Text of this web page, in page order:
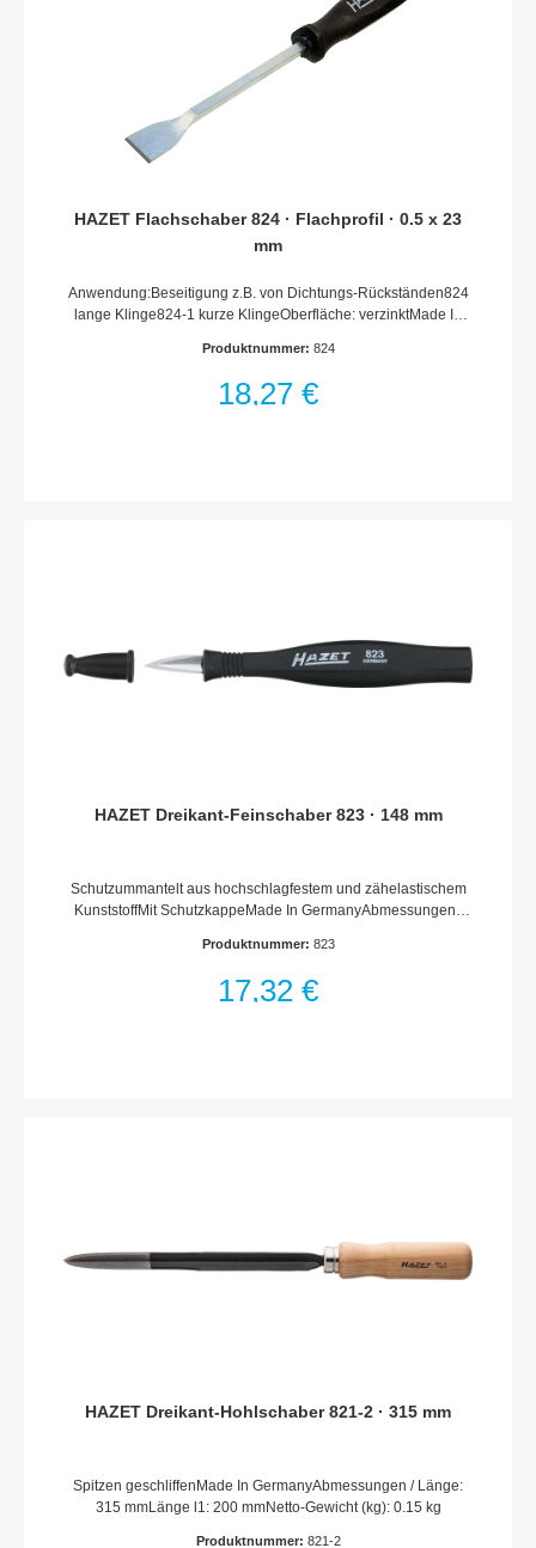
HAZET Flachschaber 824 · Flachprofil · 0.5 x 23
mm
Anwendung:Beseitigung z.B. von Dichtungs-Rückständen824
lange Klinge824-1 kurze KlingeOberfläche: verzinktMade In
mmAbmessungen / Länge: 270 mmLänge l1: 150 mmNetto-
Produktnummer: 824
18,27 €
HAZET Dreikant-Feinschaber 823 · 148 mm
Schutzummantelt aus hochschlagfestem und zähelastischem
KunststoffMit SchutzkappeMade In GermanyAbmessungen /
Produktnummer: 823
17,32 €
HAZET Dreikant-Hohlschaber 821-2 · 315 mm
Spitzen geschliffenMade In GermanyAbmessungen / Länge:
315 mmLänge l1: 200 mmNetto-Gewicht (kg): 0.15 kg
Produktnummer: 821-2